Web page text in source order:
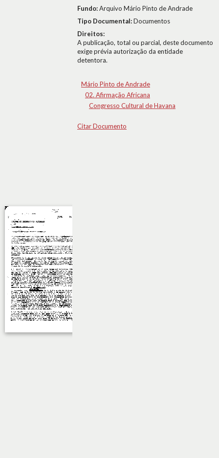
Fundo:Arquivo Mário Pinto de Andrade
Tipo Documental:Documentos
Direitos:
A publicação, total ou parcial, deste documento
exige prévia autorização da entidade
detentora.
Mário Pinto de Andrade
02. Afirmação Africana
Congresso Cultural de Havana
Citar Documento